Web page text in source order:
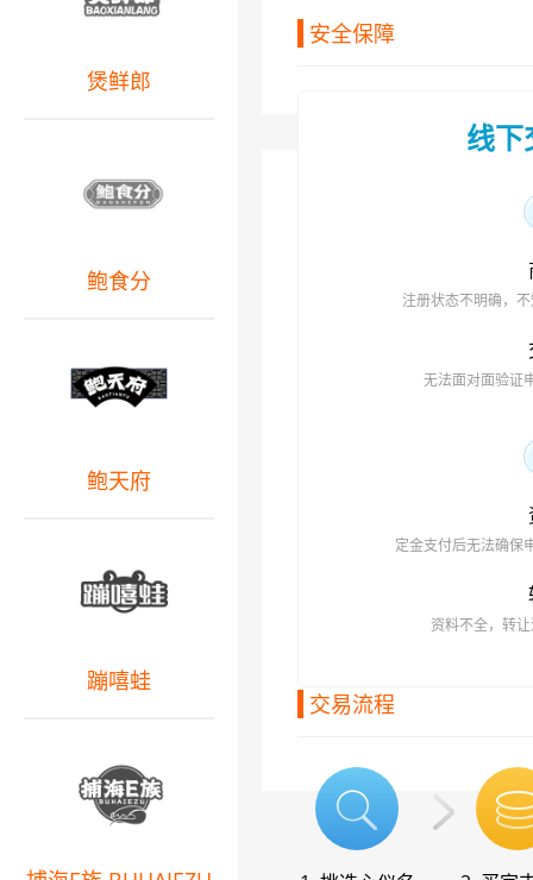
安全保障
线下
注册状态不明确，
无法面对面验证
定金支付后无法确保
资料不全，转
交易流程
煲鲜郎
鲍食分
鲍天府
蹦嘻蛙